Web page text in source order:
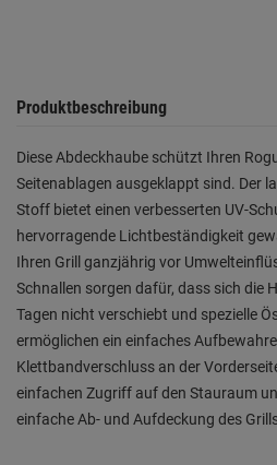
Produktbeschreibung
Diese Abdeckhaube schützt Ihren
Seitenablagen ausgeklappt sind. Der
Stoff bietet einen verbesserten UV-
hervorragende Lichtbeständigkeit
Ihren Grill ganzjährig vor
Schnallen sorgen dafür, dass sich die
Tagen nicht verschiebt und spezielle
ermöglichen ein einfaches
Klettbandverschluss an der
einfachen Zugriff auf den Stauraum
einfache Ab- und Aufdeckung des